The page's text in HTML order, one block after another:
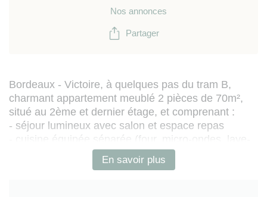
Nos annonces
Partager
Bordeaux - Victoire, à quelques pas du tram B,
charmant appartement meublé 2 pièces de 70m²,
situé au 2ème et dernier étage, et comprenant :
- séjour lumineux avec salon et espace repas
- cuisine équipée séparée (four, micro-ondes, lave-
vaisselle, plaques de cuisson, réfrigérateur-
congélateur et petit électroménager et coin repas)
En savoir plus